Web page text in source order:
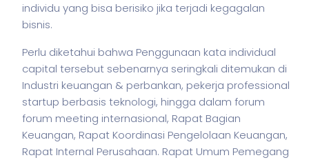
individu yang bisa berisiko jika terjadi kegagalan
bisnis.
Perlu diketahui bahwa Penggunaan kata individual
capital tersebut sebenarnya seringkali ditemukan di
Industri keuangan & perbankan, pekerja professional
startup berbasis teknologi, hingga dalam forum
forum meeting internasional, Rapat Bagian
Keuangan, Rapat Koordinasi Pengelolaan Keuangan,
Rapat Internal Perusahaan. Rapat Umum Pemegang